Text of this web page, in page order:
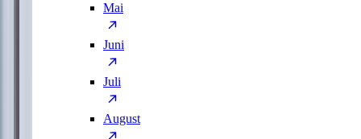
Mai
Juni
Juli
August